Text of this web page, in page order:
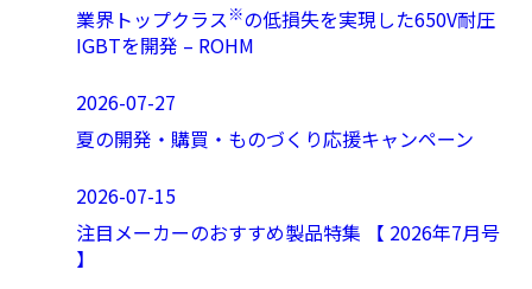
業界トップクラス ※の低損失を実現した650V耐圧
IGBTを開発 – ROHM
2026-07-27
夏の開発・購買・ものづくり応援キャンペーン
2026-07-15
注目メーカーのおすすめ製品特集 【 2026年7月号
】